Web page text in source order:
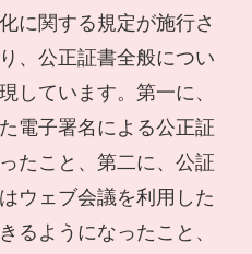
に関する規定が施行さ
、公正証書全般につい
しています。第一に、
電子署名による公正証
たこと、第二に、公証
ウェブ会議を利用した
るようになったこと、